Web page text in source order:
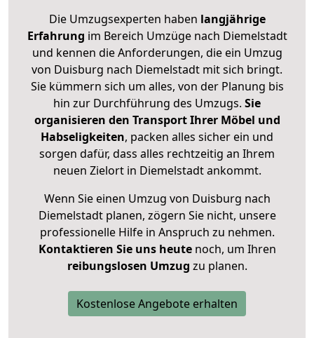
Die Umzugsexperten haben langjährige
Erfahrung im Bereich Umzüge nach Diemelstadt
und kennen die Anforderungen, die ein Umzug
von Duisburg nach Diemelstadt mit sich bringt.
Sie kümmern sich um alles, von der Planung bis
hin zur Durchführung des Umzugs. Sie
organisieren den Transport Ihrer Möbel und
Habseligkeiten, packen alles sicher ein und
sorgen dafür, dass alles rechtzeitig an Ihrem
neuen Zielort in Diemelstadt ankommt.
Wenn Sie einen Umzug von Duisburg nach
Diemelstadt planen, zögern Sie nicht, unsere
professionelle Hilfe in Anspruch zu nehmen.
Kontaktieren Sie uns heutenoch, um Ihren
reibungslosen Umzug zu planen.
Kostenlose Angebote erhalten